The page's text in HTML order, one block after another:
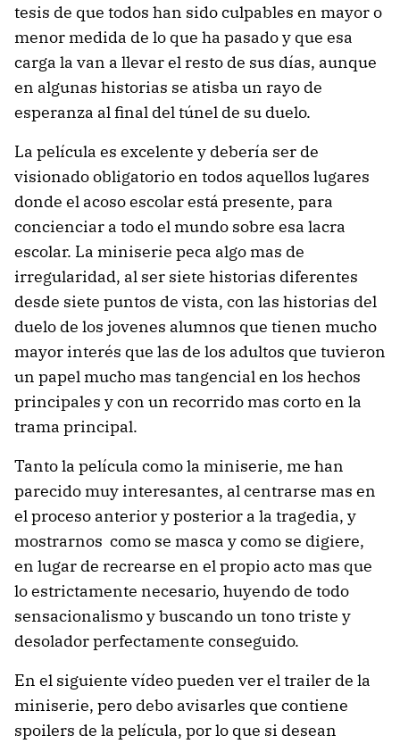
tesis de que todos han sido culpables en mayor o
menor medida de lo que ha pasado y que esa
carga la van a llevar el resto de sus días, aunque
en algunas historias se atisba un rayo de
esperanza al final del túnel de su duelo.
La película es excelente y debería ser de
visionado obligatorio en todos aquellos lugares
donde el acoso escolar está presente, para
concienciar a todo el mundo sobre esa lacra
escolar. La miniserie peca algo mas de
irregularidad, al ser siete historias diferentes
desde siete puntos de vista, con las historias del
duelo de los jovenes alumnos que tienen mucho
mayor interés que las de los adultos que tuvieron
un papel mucho mas tangencial en los hechos
principales y con un recorrido mas corto en la
trama principal.
Tanto la película como la miniserie, me han
parecido muy interesantes, al centrarse mas en
el proceso anterior y posterior a la tragedia, y
mostrarnos como se masca y como se digiere,
en lugar de recrearse en el propio acto mas que
lo estrictamente necesario, huyendo de todo
sensacionalismo y buscando un tono triste y
desolador perfectamente conseguido.
En el siguiente vídeo pueden ver el trailer de la
miniserie, pero debo avisarles que contiene
spoilers de la película, por lo que si desean